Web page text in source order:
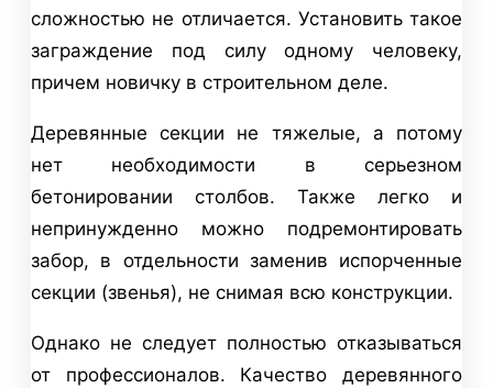
сложностью не отличается. Установить такое
заграждение под силу одному человеку,
причем новичку в строительном деле.
Деревянные секции не тяжелые, а потому
нет необходимости в серьезном
бетонировании столбов. Также легко и
непринужденно можно подремонтировать
забор, в отдельности заменив испорченные
секции (звенья), не снимая всю конструкции.
Однако не следует полностью отказываться
от профессионалов. Качество деревянного